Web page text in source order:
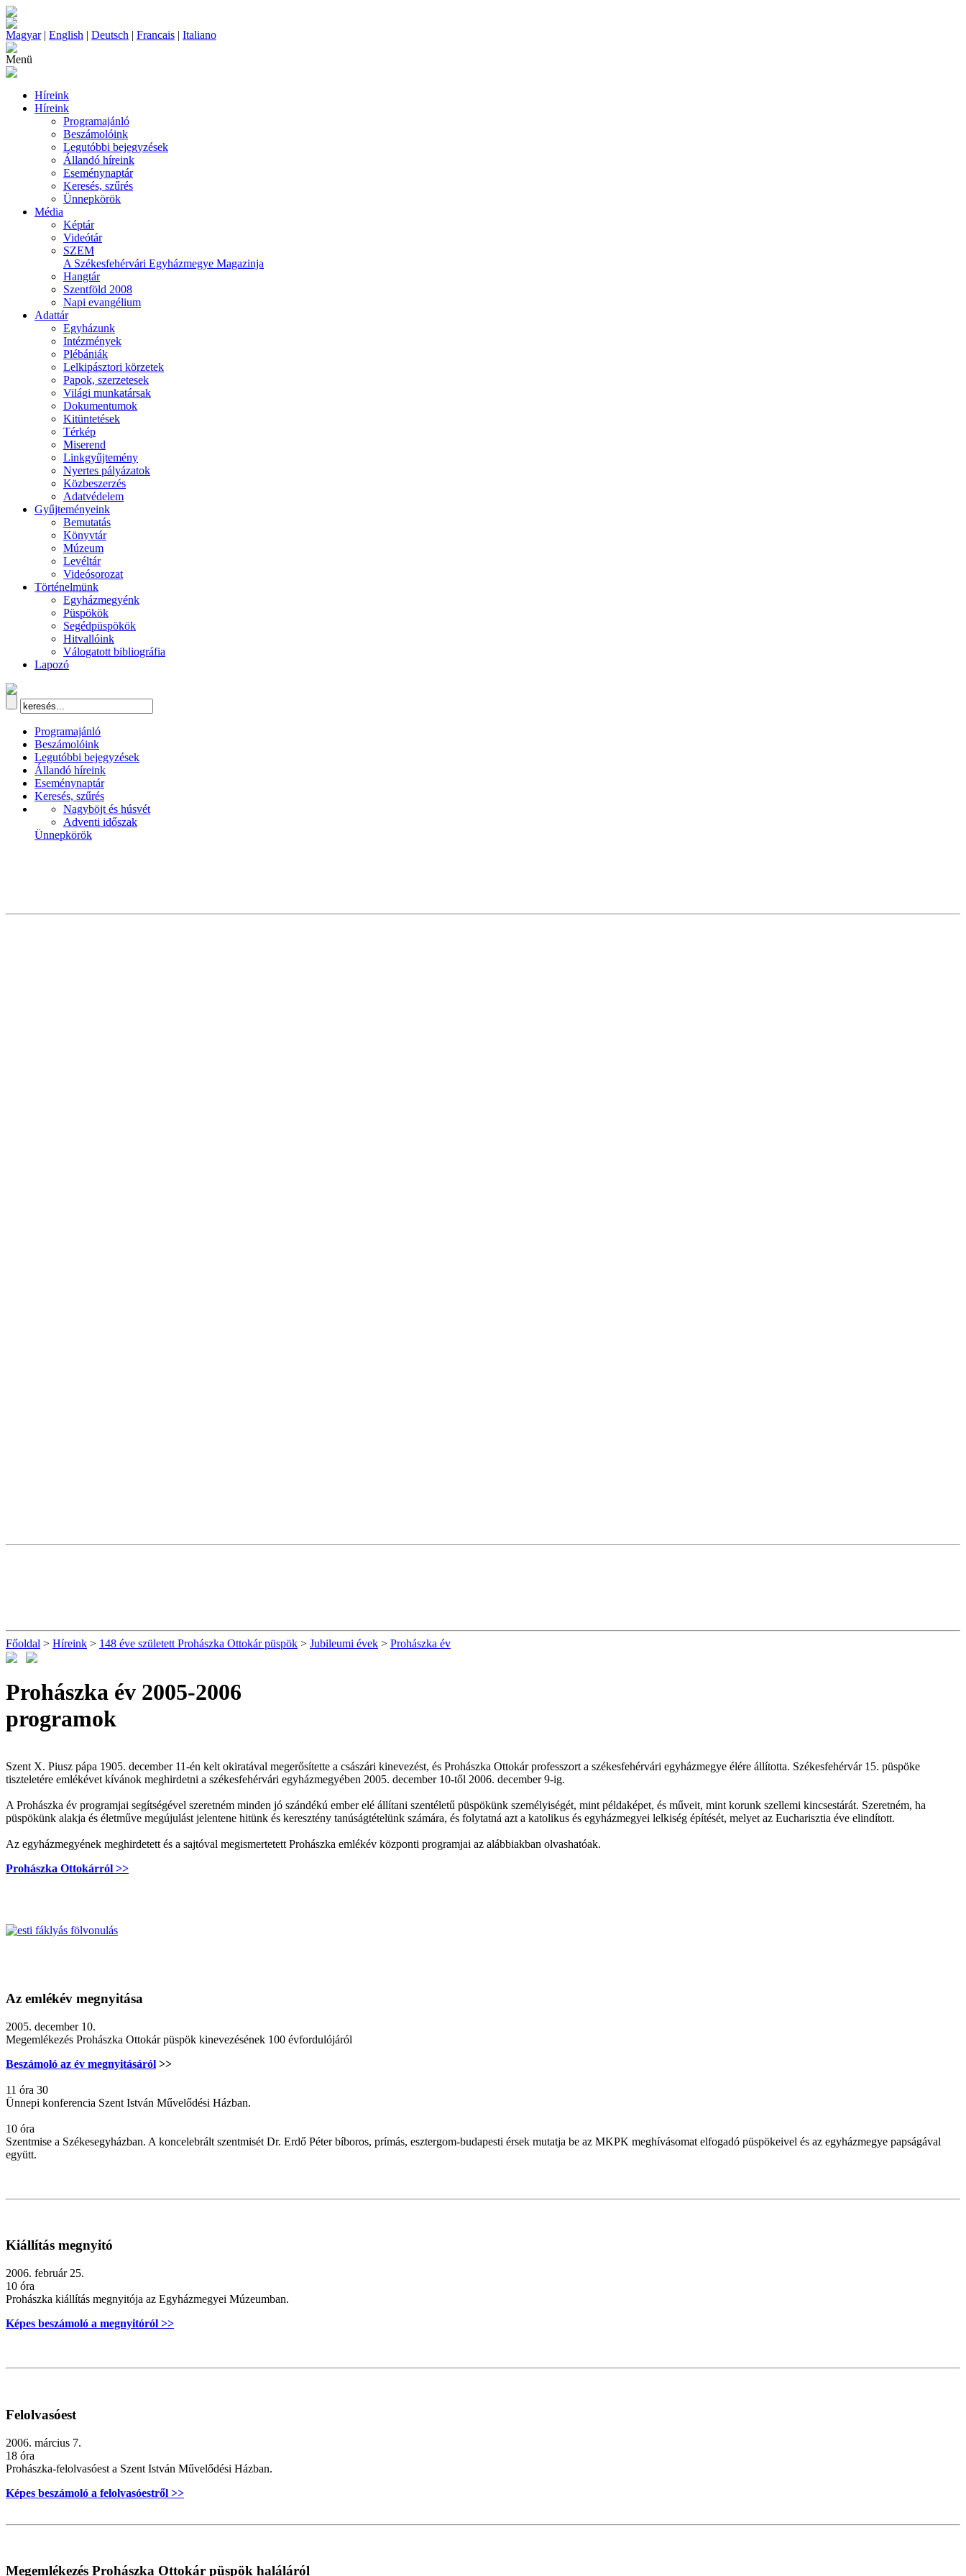
Magyar| English | Deutsch | Francais | Italiano
Menü
Híreink
Híreink
Programajánló
Beszámolóink
Legutóbbi bejegyzések
Állandó híreink
Eseménynaptár
Keresés, szűrés
Ünnepkörök
Média
Képtár
Videótár
SZEM
A Székesfehérvári Egyházmegye Magazinja
Hangtár
Szentföld 2008
Napi evangélium
Adattár
Egyházunk
Intézmények
Plébániák
Lelkipásztori körzetek
Papok, szerzetesek
Világi munkatársak
Dokumentumok
Kitüntetések
Térkép
Miserend
Linkgyűjtemény
Nyertes pályázatok
Közbeszerzés
Adatvédelem
Gyűjteményeink
Bemutatás
Könyvtár
Múzeum
Levéltár
Videósorozat
Történelmünk
Egyházmegyénk
Püspökök
Segédpüspökök
Hitvallóink
Válogatott bibliográfia
Lapozó
Programajánló
Beszámolóink
Legutóbbi bejegyzések
Állandó híreink
Eseménynaptár
Keresés, szűrés
Nagyböjt és húsvét
Adventi időszak
Ünnepkörök
Főoldal > Híreink > 148 éve született Prohászka Ottokár püspök > Jubileumi évek > Prohászka év
Prohászka év 2005-2006
programok
Szent X. Piusz pápa 1905. december 11-én kelt okiratával megerősítette a császári kinevezést, és Prohászka Ottokár professzort a székesfehérvári egyházmegye élére állította. Székesfehérvár 15. püspöke
tiszteletére emlékévet kívánok meghirdetni a székesfehérvári egyházmegyében 2005. december 10-től 2006. december 9-ig.
A Prohászka év programjai segítségével szeretném minden jó szándékú ember elé állítani szentéletű püspökünk személyiségét, mint példaképet, és műveit, mint korunk szellemi kincsestárát. Szeretném, ha
püspökünk alakja és életműve megújulást jelentene hitünk és keresztény tanúságtételünk számára, és folytatná azt a katolikus és egyházmegyei lelkiség építését, melyet az Eucharisztia éve elindított.
Az egyházmegyének meghirdetett és a sajtóval megismertetett Prohászka emlékév központi programjai az alábbiakban olvashatóak.
Prohászka Ottokárról >>
Az emlékév megnyitása
2005. december 10.
Megemlékezés Prohászka Ottokár püspök kinevezésének 100 évfordulójáról
Beszámoló az év megnyitásáról >>
11 óra 30
Ünnepi konferencia Szent István Művelődési Házban.
10 óra
Szentmise a Székesegyházban. A koncelebrált szentmisét Dr. Erdő Péter bíboros, prímás, esztergom-budapesti érsek mutatja be az MKPK meghívásomat elfogadó püspökeivel és az egyházmegye papságával
együtt.
Kiállítás megnyitó
2006. február 25.
10 óra
Prohászka kiállítás megnyitója az Egyházmegyei Múzeumban.
Képes beszámoló a megnyitóról >>
Felolvasóest
2006. március 7.
18 óra
Prohászka-felolvasóest a Szent István Művelődési Házban.
Képes beszámoló a felolvasóestről >>
Megemlékezés Prohászka Ottokár püspök haláláról